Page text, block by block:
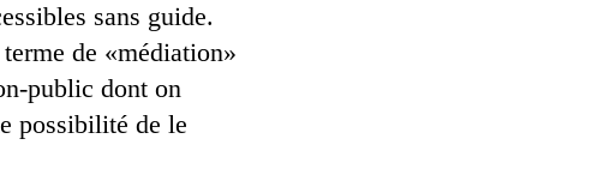
sans guide.
de «médiation»
public dont on
possibilité de le